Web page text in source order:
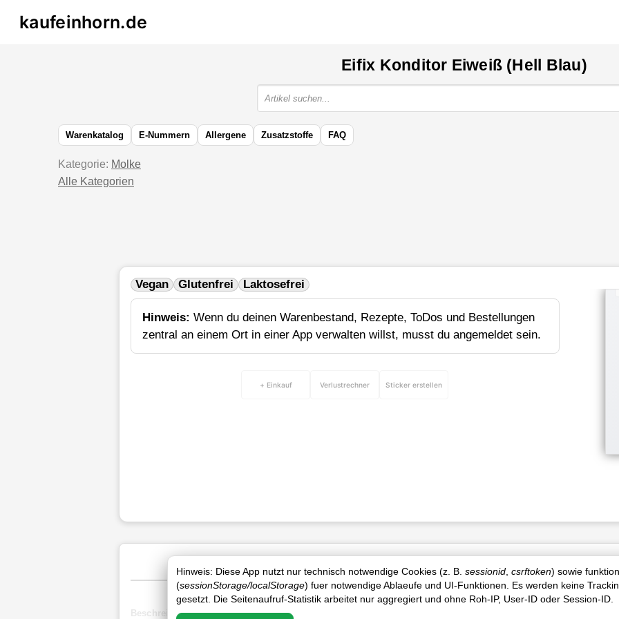
kaufeinhorn.de
Hinweis: Diese App nutzt nur technisch notwendige Cookies (z. B. sessionid csrftoken) sowie
(sessionStorage/localStorage) fuer notwendige Ablaeufe und UI-Funktionen. Es werden keine
gesetzt. Die Seitenaufruf-Statistik arbeitet nur aggregiert und ohne Roh-IP, User-ID oder Session-ID.
Eifix Konditor Eiweiß (Hell Blau)
Warenkatalog E-Nummern Allergene Zusatzstoffe FAQ
Kategorie: Molke
Alle Kategorien
Vegan Glutenfrei Laktosefrei
Hinweis: Wenn du deinen Warenbestand, Rezepte, ToDos und Bestellungen
zentral an einem Ort in einer App verwalten willst, musst du angemeldet sein.
+ Einkauf Verlustrechner Sticker erstellen
Beschreibung